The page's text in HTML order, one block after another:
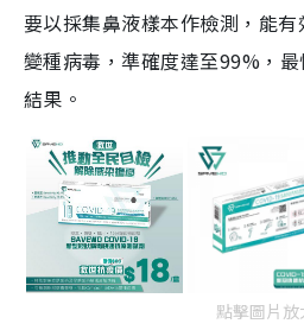
要以採集鼻液樣本作檢測，能
變種病毒，準確度達至99%，
結果。
點擊圖片放